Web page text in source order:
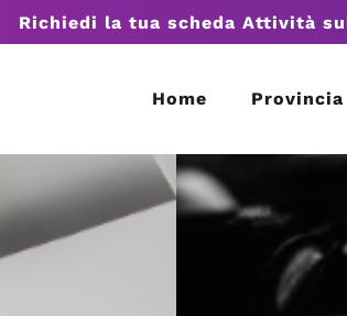
Richiedi la tua scheda Attività
Home Provincia